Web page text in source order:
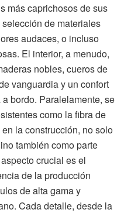
más caprichosos de sus
de materiales
audaces, o incluso
El interior, a menudo,
nobles, cueros de
vanguardia y un confort
bordo. Paralelamente, se
como la fibra de
la construcción, no solo
también como parte
crucial es el
de la producción
de alta gama y
Cada detalle, desde la